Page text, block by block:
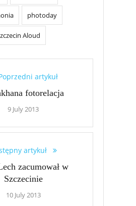
photoday
Aloud
artykuł
fotorelacja
9 July 2013
artykuł
zacumował w
Szczecinie
10 July 2013